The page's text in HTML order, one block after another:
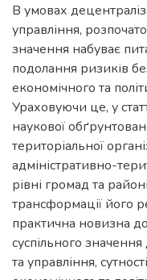
В умовах
управління,
значення набуває
подолання ризиків
економічного та
Ураховуючи це, у
наукової
територіальної
адміністративно-
рівні громад та
трансформації його
практична новизна
суспільного значення
та управління,